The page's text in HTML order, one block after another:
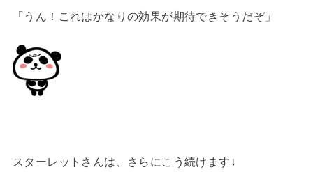
「うん！これはかなりの効果が期待できそうだぞ」
スターレットさんは、さらにこう続けます↓